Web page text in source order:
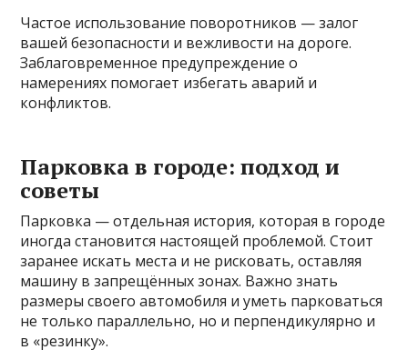
Частое использование поворотников — залог
вашей безопасности и вежливости на дороге.
Заблаговременное предупреждение о
намерениях помогает избегать аварий и
конфликтов.
Парковка в городе: подход и
советы
Парковка — отдельная история, которая в городе
иногда становится настоящей проблемой. Стоит
заранее искать места и не рисковать, оставляя
машину в запрещённых зонах. Важно знать
размеры своего автомобиля и уметь парковаться
не только параллельно, но и перпендикулярно и
в «резинку».